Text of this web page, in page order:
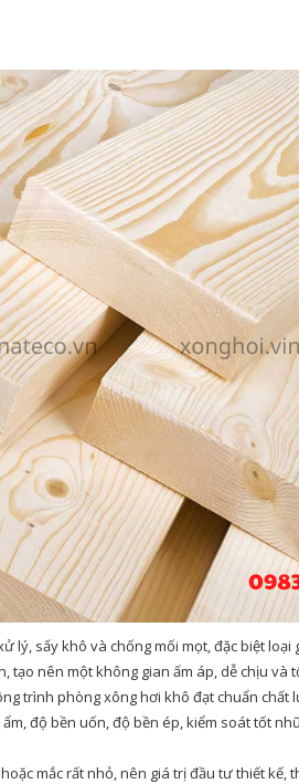
lý, sấy khô và chống mối mọt, đặc biệt
nên một không gian ấm áp, dễ chịu và
trình phòng xông hơi khô đạt chuẩn chất
độ bền uốn, độ bền ép, kiểm soát tốt
mắc rất nhỏ, nên giá trị đầu tư thiết